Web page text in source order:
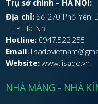
Trụ sở chính – HÀ NỘI:
Địa chỉ:Số 270 Phố Yên
– TP Hà Nội
Hotline: 0947.522.255
Email:
Website:www.lisado.vn
NHÀ MÀNG - NHÀ